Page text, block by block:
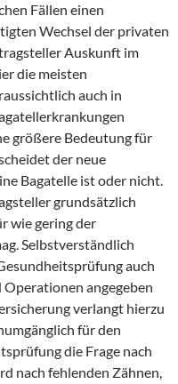
Fällen einen
Wechsel der privaten
Auskunft im
die meisten
auch in
größere Bedeutung für
der neue
Bagatelle ist oder nicht.
grundsätzlich
wie gering der
Selbstverständlich
auch
angegeben
verlangt hierzu
für den
die Frage nach
nach fehlenden Zähnen,